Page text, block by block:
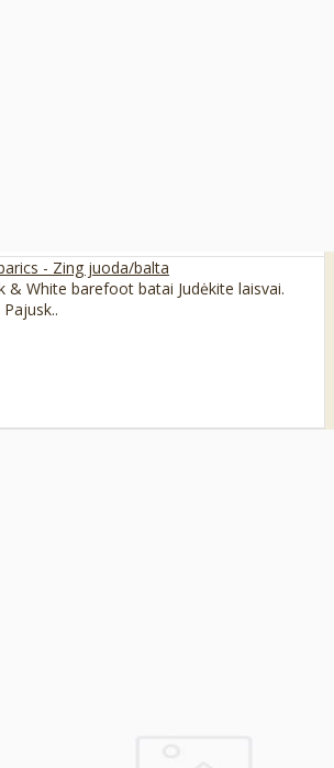
- Zing juoda/balta
& White barefoot batai Judėkite laisvai.